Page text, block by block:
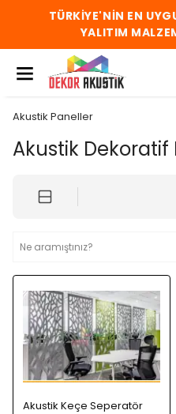
TÜRKİYE'NİN EN
YALITIM
Akustik Paneller
Akustik Dekoratif
Akustik Keçe Seperatör